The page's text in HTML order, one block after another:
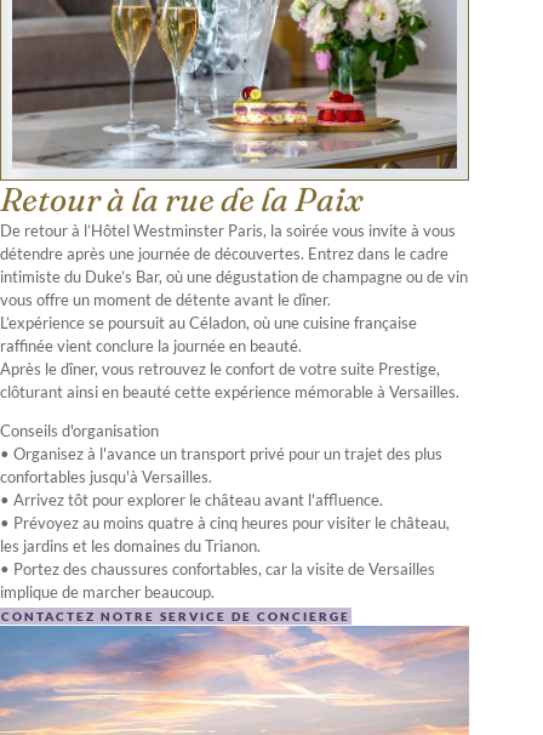
Retour à la rue de la Paix
De retour à l’Hôtel Westminster Paris, la soirée vous invite à vous
détendre après une journée de découvertes. Entrez dans le cadre
intimiste du Duke’s Bar, où une dégustation de champagne ou de vin
vous offre un moment de détente avant le dîner.
L’expérience se poursuit au Céladon, où une cuisine française
raffinée vient conclure la journée en beauté.
Après le dîner, vous retrouvez le confort de votre suite Prestige,
clôturant ainsi en beauté cette expérience mémorable à Versailles.
Conseils d'organisation
• Organisez à l'avance un transport privé pour un trajet des plus
confortables jusqu'à Versailles.
• Arrivez tôt pour explorer le château avant l'affluence.
• Prévoyez au moins quatre à cinq heures pour visiter le château,
les jardins et les domaines du Trianon.
• Portez des chaussures confortables, car la visite de Versailles
implique de marcher beaucoup.
CONTACTEZ NOTRE SERVICE DE CONCIERGE